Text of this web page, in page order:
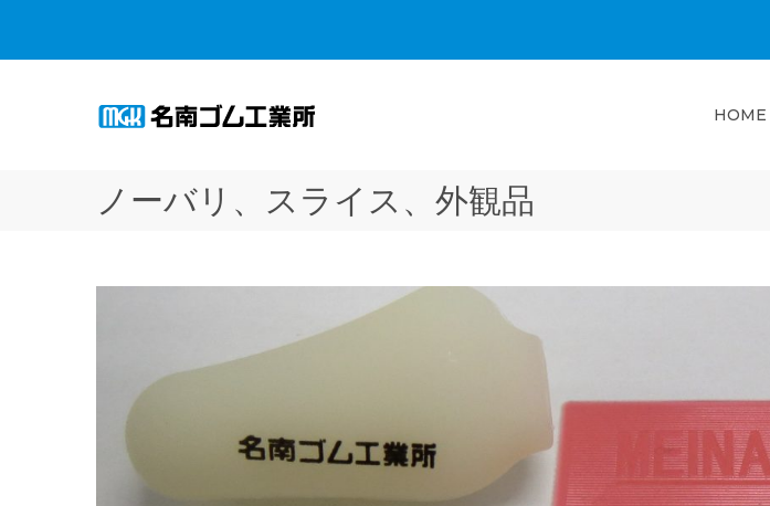
HOME
ノーバリ、スライス、外観品